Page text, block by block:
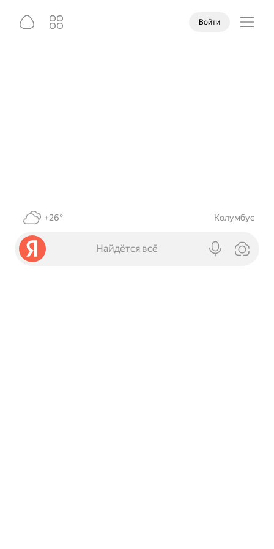
Войти
+26° Колумбус
Найдётся всё